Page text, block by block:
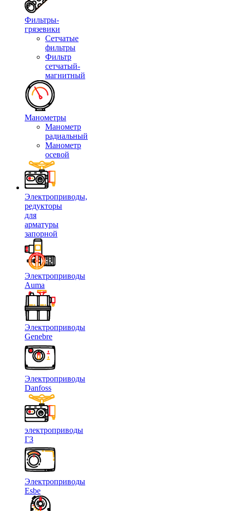
Фильтры-
грязевики
Сетчатые
фильтры
Фильтр
сетчатый-
магнитный
Манометры
Манометр
радиальный
Манометр
осевой
Электроприводы,
редукторы
для
арматуры
запорной
Электроприводы
Auma
Электроприводы
Genebre
Электроприводы
Danfoss
электроприводы
ГЗ
Электроприводы
Esbe